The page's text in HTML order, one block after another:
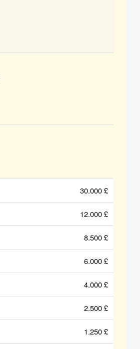
30.000 £
12.000 £
8.500 £
6.000 £
4.000 £
2.500 £
1.250 £